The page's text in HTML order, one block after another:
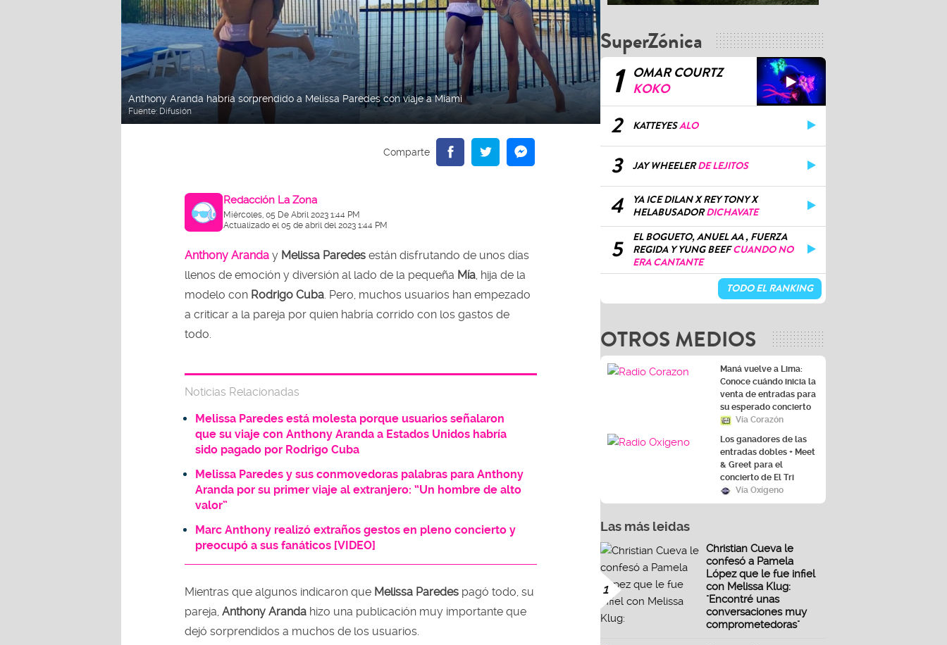
Anthony Aranda habría sorprendido a Melissa Paredes con viaje a Miami
Fuente: Difusión
Redacción La Zona
Miércoles, 05 De Abril 2023 1:44 PM
Actualizado el 05 de abril del 2023 1:44 PM
Anthony Aranda y Melissa Paredes están disfrutando de unos días
llenos de emoción y diversión al lado de la pequeña Mía , hija de la
modelo con Rodrigo Cuba . Pero, muchos usuarios han empezado
a criticar a la pareja por quien habría corrido con los gastos de
todo.
Noticias Relacionadas
Melissa Paredes está molesta porque usuarios señalaron
que su viaje con Anthony Aranda a Estados Unidos habría
sido pagado por Rodrigo Cuba
Melissa Paredes y sus conmovedoras palabras para Anthony
Aranda por su primer viaje al extranjero: “Un hombre de alto
valor”
Marc Anthony realizó extraños gestos en pleno concierto y
preocupó a sus fanáticos [VIDEO]
Mientras que algunos indicaron que Melissa Paredes pagó todo, su
pareja, Anthony Aranda hizo una publicación muy importante que
dejó sorprendidos a muchos de los usuarios.
SuperZónica
1
OMAR COURTZ
KOKO
2 KATTEYESALO
3 JAY WHEELERDE LEJITOS
4
YA ICE DILAN X REY TONY X
HELABUSADORDICHAVATE
5
EL BOGUETO, ANUEL AA , FUERZA
REGIDA Y YUNG BEEFCUANDO NO
ERA CANTANTE
TODO EL RANKING
OTROS MEDIOS
Maná vuelve a Lima:
Conoce cuándo inicia la
venta de entradas para
su esperado concierto
Vía Corazón
Los ganadores de las
entradas dobles + Meet
& Greet para el
concierto de El Tri
Vía Oxígeno
Las más leidas
1
Christian Cueva le
confesó a Pamela
López que le fue infiel
con Melissa Klug:
"Encontré unas
conversaciones muy
comprometedoras"